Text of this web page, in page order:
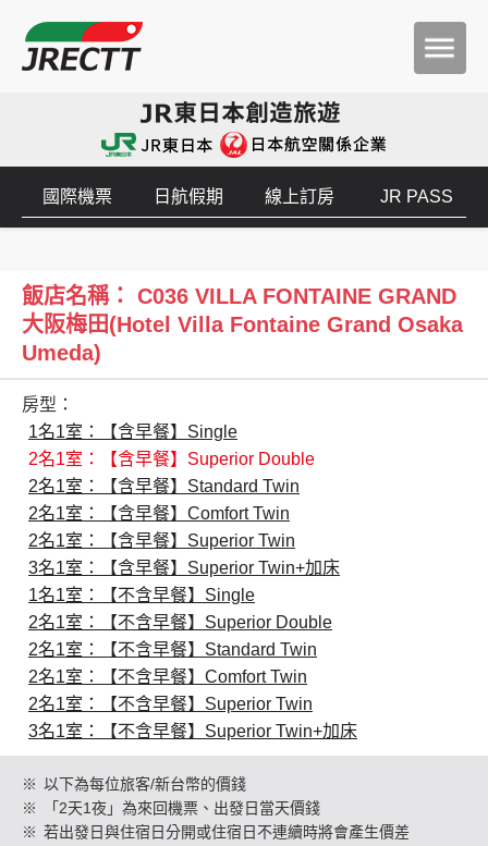
創造旅遊
國際機票 日航假期 線上訂房 JR PASS
飯店名稱： C036 VILLA FONTAINE GRAND
大阪梅田(Hotel Villa Fontaine Grand Osaka
Umeda)
房型：
1名1室：【含早餐】Single
2名1室：【含早餐】Superior Double
2名1室：【含早餐】Standard Twin
2名1室：【含早餐】Comfort Twin
2名1室：【含早餐】Superior Twin
3名1室：【含早餐】Superior Twin+加床
1名1室：【不含早餐】Single
2名1室：【不含早餐】Superior Double
2名1室：【不含早餐】Standard Twin
2名1室：【不含早餐】Comfort Twin
2名1室：【不含早餐】Superior Twin
3名1室：【不含早餐】Superior Twin+加床
※ 以下為每位旅客/新台幣的價錢
※
「2天1夜」為來回機票、出發日當天價錢
※ 若出發日與住宿日分開或住宿日不連續時將會產生價差